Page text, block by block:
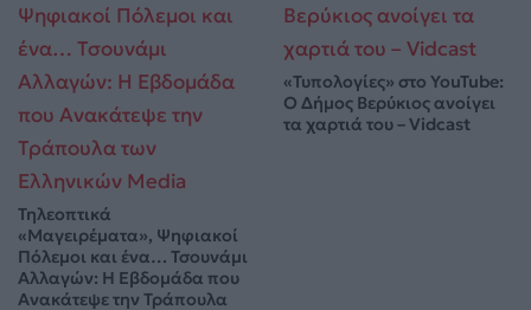
Τηλεοπτικά
«Μαγειρέματα», Ψηφιακοί
Πόλεμοι και ένα… Τσουνάμι
Αλλαγών: Η Εβδομάδα που
Ανακάτεψε την Τράπουλα
«Τυπολογίες» στο YouTube:
Ο Δήμος Βερύκιος ανοίγει
τα χαρτιά του – Vidcast